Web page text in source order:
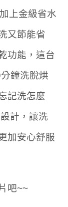
上金級省水
又節能省
功能，這台
鐘洗脫烘
記洗怎麼
計，讓洗
加安心舒服
吧~~